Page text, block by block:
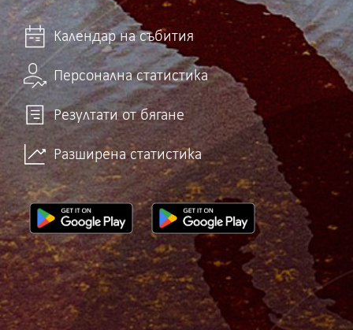
Календар на събития
Персонална статистика
Резултати от бягане
Разширена статистика